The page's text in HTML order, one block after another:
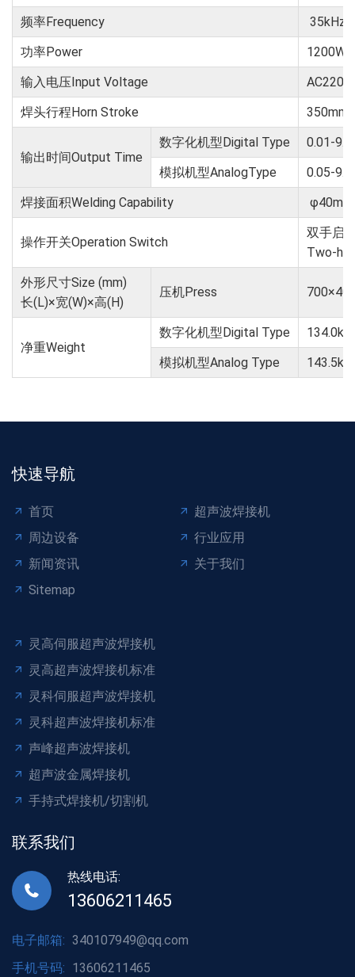
频率Frequency
35kHz
功率Power
1200W
输入电压Input Voltage
AC220V
焊头行程Horn Stroke
350mm
输出时间Output Time
数字化机型Digital Type
0.01-
模拟机型AnalogType
0.05-
焊接面积Welding Capability
φ40mm
操作开关Operation Switch
双手启
Two-
外形尺寸Size (mm)
长(L)×宽(W)×高(H)
压机Press
净重Weight
数字化机型Digital Type
134.0kg
模拟机型Analog Type
143.5kg
快速导航
首页
超声波焊接机
周边设备
行业应用
新闻资讯
关于我们
Sitemap
灵高伺服超声波焊接机
灵高超声波焊接机标准
灵科伺服超声波焊接机
灵科超声波焊接机标准
声峰超声波焊接机
超声波金属焊接机
手持式焊接机/切割机
联系我们
热线电话:
13606211465
电子邮箱: 340107949@qq.com
手机号码: 13606211465